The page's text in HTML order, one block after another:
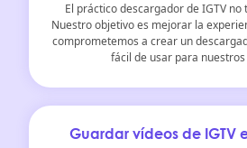
El práctico descargador de IGTV
Nuestro objetivo es mejorar la
comprometemos a crear un
fácil de usar para
Guardar vídeos de IGTV